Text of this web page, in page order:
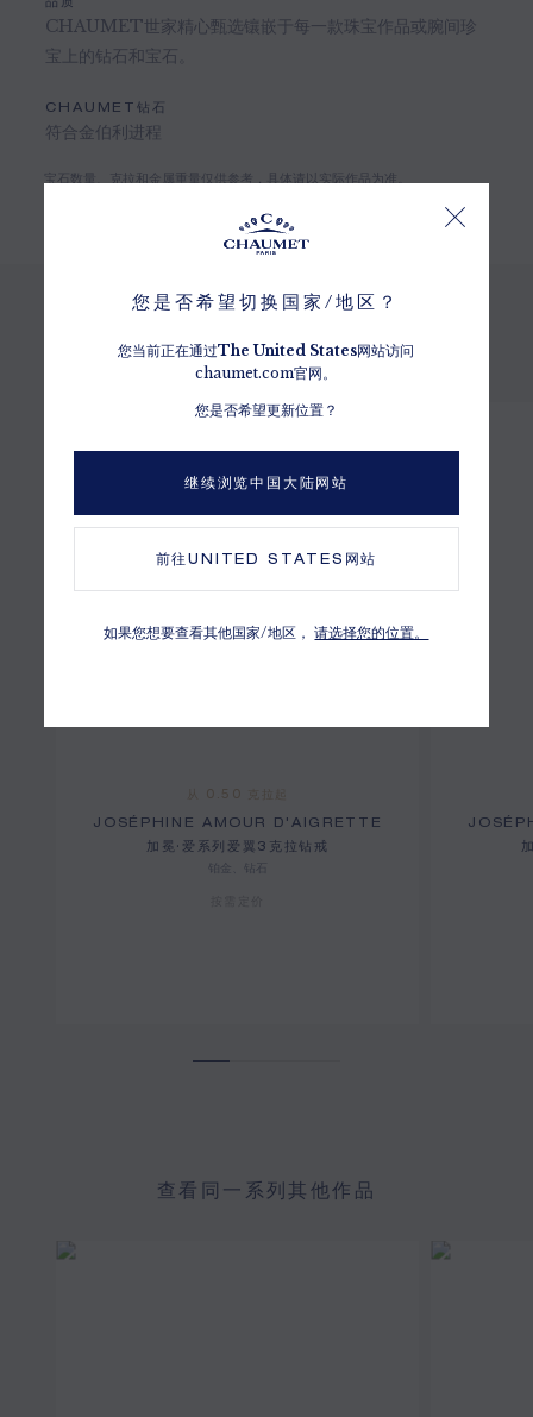
您是否希望切换国家/地区？
您当前正在通过TheUnited States网站访问
chaumet.com官网。
您是否希望更新位置？
继续浏览中国大陆网站
前往UNITED STATES 网站
如果您想要查看其他国家/地区，请选择您的位置。
品质
CHAUMET世家精心甄选镶嵌于每一款珠宝作品或腕间珍
宝上的钻石和宝石。
CHAUMET钻石
符合金伯利进程
宝石数量、克拉和金属重量仅供参考，具体请以实际作品为准。
预览其他选择
从 0.50 克拉起
JOSÉPHINE AMOUR D'AIGRETTE
加冕·爱系列爱翼3克拉钻戒
铂金、钻石
查看同一系列其他作品